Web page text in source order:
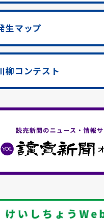
生マップ
柳コンテスト